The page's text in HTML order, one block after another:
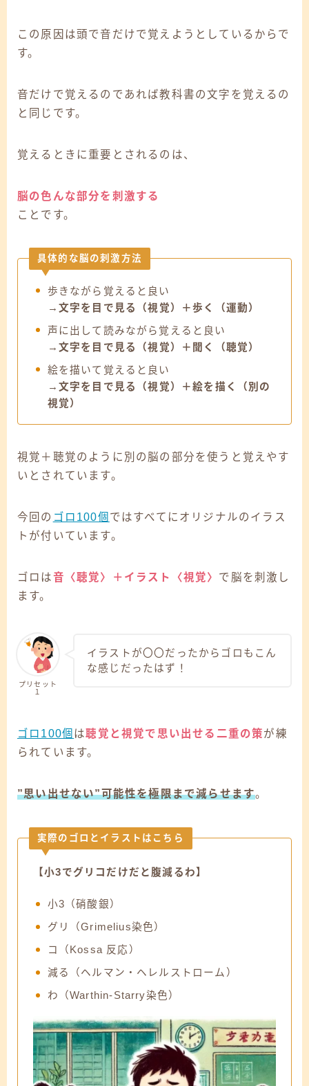
この原因は頭で音だけで覚えようとしているからで
す。
音だけで覚えるのであれば教科書の文字を覚えるの
と同じです。
覚えるときに重要とされるのは、
脳の色んな部分を刺激する
ことです。
具体的な脳の刺激方法
歩きながら覚えると良い
→ 文字を目で見る（視覚）＋歩く（運動）
声に出して読みながら覚えると良い
→ 文字を目で見る（視覚）＋聞く（聴覚）
絵を描いて覚えると良い
→ 文字を目で見る（視覚）＋絵を描く（別の
視覚）
視覚＋聴覚のように別の脳の部分を使うと覚えやす
いとされています。
今回の ゴロ100個 ではすべてにオリジナルのイラス
トが付いています。
ゴロは音〈聴覚〉＋イラスト〈視覚〉 で脳を刺激し
ます。
プリセット
１
イラストが〇〇だったからゴロもこん
な感じだったはず！
ゴロ100個 は聴覚と視覚で思い出せる二重の策が練
られています。
”思い出せない”可能性を極限まで減らせます。
実際のゴロとイラストはこちら
【小3でグリコだけだと腹減るわ】
小3（硝酸銀）
グリ（Grimelius染色）
コ（Kossa 反応）
減る（ヘルマン・ヘレルストローム）
わ（Warthin-Starry染色）